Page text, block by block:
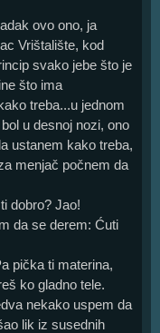
ovo ono, ja
Vrištalište, kod
svako jebe što je
što ima
treba...u jednom
u desnoj nozi, ono
ustanem kako treba,
menjač počnem da
dobro? Jao!
da se derem: Ćuti
pička ti materina,
ko gladno tele.
nekako uspem da
lik iz susednih